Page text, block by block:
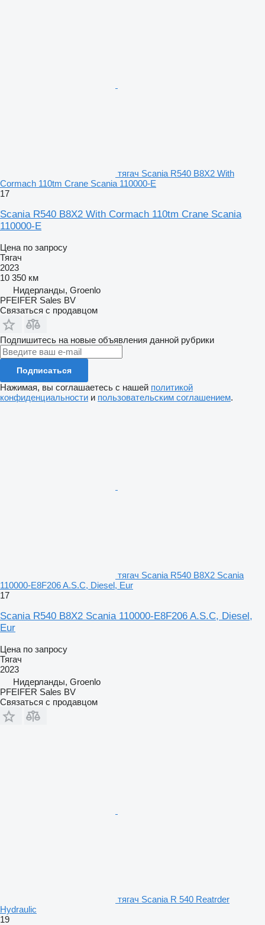
тягач Scania R540 B8X2 With
Cormach 110tm Crane Scania 110000-E
17
Scania R540 B8X2 With Cormach 110tm Crane Scania
110000-E
Цена по запросу
Тягач
2023
10 350 км
Нидерланды, Groenlo
PFEIFER Sales BV
Связаться с продавцом
Подпишитесь на новые объявления данной рубрики
Подписаться
Нажимая, вы соглашаетесь с нашей политикой
конфиденциальности и пользовательским соглашением.
тягач Scania R540 B8X2 Scania
110000-E8F206 A.S.C, Diesel, Eur
17
Scania R540 B8X2 Scania 110000-E8F206 A.S.C, Diesel,
Eur
Цена по запросу
Тягач
2023
Нидерланды, Groenlo
PFEIFER Sales BV
Связаться с продавцом
тягач Scania R 540 Reatrder
Hydraulic
19